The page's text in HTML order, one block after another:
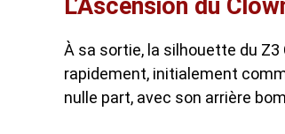
L’Ascension du
À sa sortie, la silhouette du
rapidement, initialement
nulle part, avec son arrière